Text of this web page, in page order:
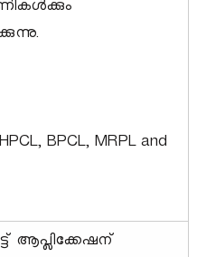
BPCL, MRPL and
ആപ്ലിക്കേഷന്